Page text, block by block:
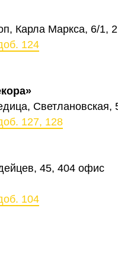
Карла Маркса, 6/1,
124
Светлановская,
127, 128
45, ​404 офис
104